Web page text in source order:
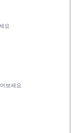
요
보세요